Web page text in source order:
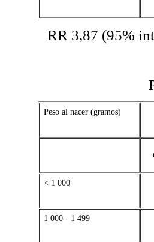
RR 3,87 (95%
Peso al nacer (gramos)
< 1 000
1 000 - 1 499